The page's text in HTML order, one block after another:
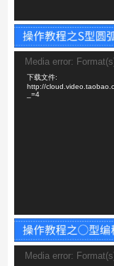
Media error:
下载文件:
http://
_=4
Media error: